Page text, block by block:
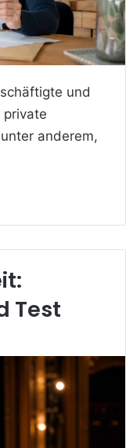
und
anderem,
Test